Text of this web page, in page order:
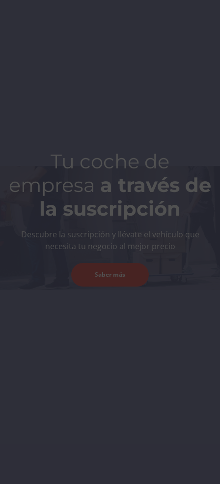
Tu coche de
empresa a través de
la suscripción
Descubre la suscripción y llévate el vehículo que
necesita tu negocio al mejor precio
Saber más